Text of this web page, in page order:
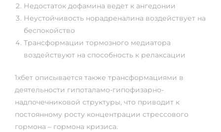
Недостаток дофамина ведет к ангедонии
Неустойчивость норадреналина воздействует на
беспокойство
Трансформации тормозного медиатора
воздействуют на способность к релаксации
1хбет описывается также трансформациями в
деятельности гипоталамо-гипофизарно-
надпочечниковой структуры, что приводит к
постоянному росту концентрации стрессового
гормона – гормона кризиса.